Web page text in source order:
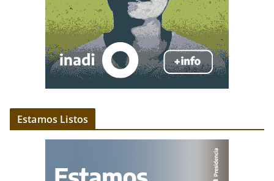
Estamos Listos